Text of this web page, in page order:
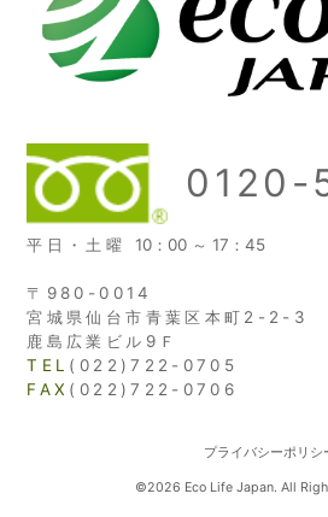
0120-
平日・土曜 10：00 ～ 17：45
〒980-0014
宮城県仙台市青葉区本町2-2-3
鹿島広業ビル9Ｆ
TEL (022)722-0705
FAX (022)722-0706
プライバシーポリシ
©2026 Eco Life Japan. All